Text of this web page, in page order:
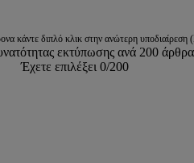
κάντε διπλό κλικ στην ανώτερη
εκτύπωσης ανά 200 άρθρα
Έχετε επιλέξει 0/200